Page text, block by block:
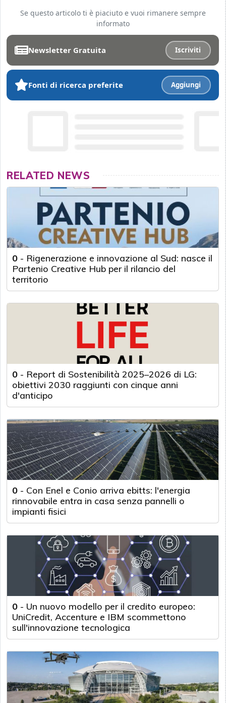
Se questo articolo ti è piaciuto e vuoi rimanere sempre
informato
Newsletter Gratuita Iscriviti
Fonti di ricerca preferite Aggiungi
RELATED NEWS
0 - Rigenerazione e innovazione al Sud: nasce il
Partenio Creative Hub per il rilancio del
territorio
0 - Report di Sostenibilità 2025–2026 di LG:
obiettivi 2030 raggiunti con cinque anni
d'anticipo
0 - Con Enel e Conio arriva ebitts: l'energia
rinnovabile entra in casa senza pannelli o
impianti fisici
0 - Un nuovo modello per il credito europeo:
UniCredit, Accenture e IBM scommettono
sull'innovazione tecnologica